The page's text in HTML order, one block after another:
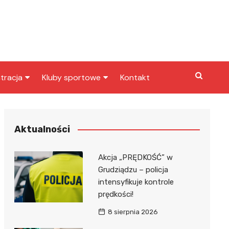
Kluby sportowe
Klub piłkarski
Kontakt
Aktualności
Akcja „PRĘDKOŚĆ” w
Grudziądzu – policja
intensyfikuje kontrole
prędkości!
8 sierpnia 2026